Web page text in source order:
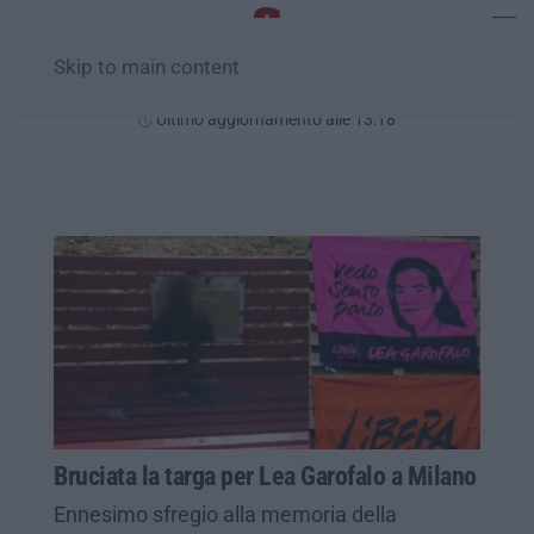
Skip to main content
Ultimo aggiornamento alle 13:18
Bruciata la targa per Lea Garofalo a Milano
Ennesimo sfregio alla memoria della